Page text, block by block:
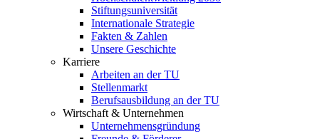
Stiftungsuniversität
Internationale Strategie
Fakten & Zahlen
Unsere Geschichte
Karriere
Arbeiten an der TU
Stellenmarkt
Berufsausbildung an der TU
Wirtschaft & Unternehmen
Unternehmensgründung